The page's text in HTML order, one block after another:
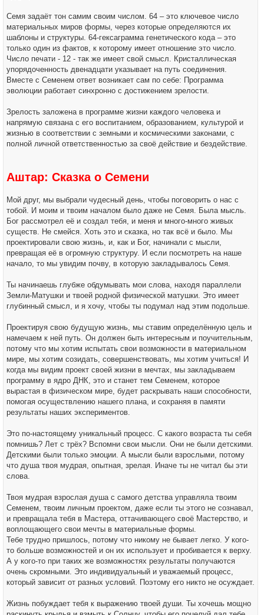
Семя задаёт тон самим своим числом. 64 – это ключевое число
материальных миров формы, через которые определяются их
шаблоны и структуры. 64-гексаграмма генетического кода – это
только один из фактов, к которому имеет отношение это число.
Число печати - 12 - так же имеет свой смысл. Кристаллическая
упорядоченность двенадцати указывает на путь соединения.
Вместе с Семенем ответ возникает сам по себе: Программа
эволюции работает синхронно с достижением зрелости.
Зрелость заложена в программе жизни каждого человека и
напрямую связана с его воспитанием, образованием, культурой и
жизнью в соответствии с земными и космическими законами, с
полной личной ответственностью за своё действие и бездействие.
Аштар: Сказка о Семени
Мой друг, мы выбрали чудесный день, чтобы поговорить о нас с
тобой. И моим и твоим началом было даже не Семя. Была мысль.
Бог рассмотрел её и создал тебя, и меня и много-много живых
существ. Не смейся. Хоть это и сказка, но так всё и было. Мы
проектировали свою жизнь, и, как и Бог, начинали с мысли,
превращая её в огромную структуру. И если посмотреть на наше
начало, то мы увидим почву, в которую закладывалось Семя.
Ты начинаешь глубже обдумывать мои слова, находя параллели
Земли-Матушки и твоей родной физической матушки. Это имеет
глубинный смысл, и я хочу, чтобы ты подумал над этим подольше.
Проектируя свою будущую жизнь, мы ставим определённую цель и
намечаем к ней путь. Он должен быть интересным и поучительным,
потому что мы хотим испытать свои возможности в материальном
мире, мы хотим созидать, совершенствовать, мы хотим учиться! И
когда мы видим проект своей жизни в мечтах, мы закладываем
программу в ядро ДНК, это и станет тем Семенем, которое
вырастая в физическом мире, будет раскрывать наши способности,
помогая осуществлению нашего плана, и сохраняя в памяти
результаты наших экспериментов.
Это по-настоящему уникальный процесс. С какого возраста ты себя
помнишь? Лет с трёх? Вспомни свои мысли. Они не были детскими.
Детскими были только эмоции. А мысли были взрослыми, потому
что душа твоя мудрая, опытная, зрелая. Иначе ты не читал бы эти
слова.
Твоя мудрая взрослая душа с самого детства управляла твоим
Семенем, твоим личным проектом, даже если ты этого не сознавал,
и превращала тебя в Мастера, оттачивающего своё Мастерство, и
воплощающего свои мечты в материальные формы.
Тебе трудно пришлось, потому что никому не бывает легко. У кого-
то больше возможностей и он их использует и пробивается к верху.
А у кого-то при таких же возможностях результаты получаются
очень скромными. Это индивидуальный и уважаемый процесс,
который зависит от разных условий. Поэтому его никто не осуждает.
Жизнь побуждает тебя к выражению твоей души. Ты хочешь мощно